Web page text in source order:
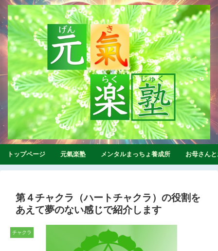
トップページ 元氣楽塾 メンタルまっちょ養成所 お母さん
第４チャクラ（ハートチャクラ）の役割を
あえて夢のない感じで紹介します
チャクラ